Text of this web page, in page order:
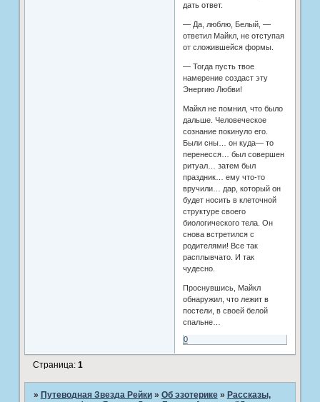
дать ответ.
— Да, люблю, Белый, —
ответил Майкл, не отступая
от сложившейся формы.
— Тогда пусть твое
намерение создаст эту
Энергию Любви!
Майкл не помнил, что было
дальше. Человеческое
сознание покинуло его.
Были сны… он куда— то
перенесся… был совершен
ритуал… затем был
праздник… ему что-то
вручили… дар, который он
будет носить в клеточной
структуре своего
биологического тела. Он
снова встретился с
родителями! Все так
расплывчато. И так
чудесно.
Проснувшись, Майкл
обнаружил, что лежит в
постели, в своей белой
спальне…
0
Страница: 1
» Путеводная Звезда Рейки » Об эзотерике » Рассказы,